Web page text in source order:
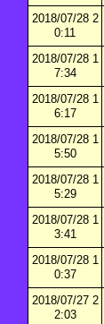
2018/07/28 2
0:11
2018/07/28 1
7:34
2018/07/28 1
6:17
2018/07/28 1
5:50
2018/07/28 1
5:29
2018/07/28 1
3:41
2018/07/28 1
0:37
2018/07/27 2
2:03